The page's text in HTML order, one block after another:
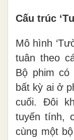
Cấu trúc
Mô hình
tuân theo
Bộ phim
bất kỳ ai ở
cuối. Đôi
tuyến tính,
cùng một